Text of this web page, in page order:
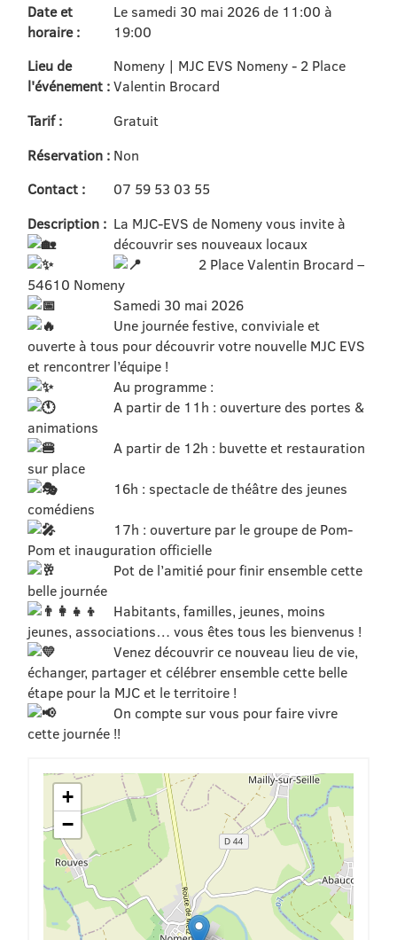
Date et
horaire :
Le samedi 30 mai 2026 de 11:00 à
19:00
Lieu de
l'événement :
Nomeny | MJC EVS Nomeny - 2 Place
Valentin Brocard
Tarif :
Gratuit
Réservation : Non
Contact :
07 59 53 03 55
Description : La MJC-EVS de Nomeny vous invite à
découvrir ses nouveaux locaux
2 Place Valentin Brocard –
54610 Nomeny
Samedi 30 mai 2026
Une journée festive, conviviale et
ouverte à tous pour découvrir votre nouvelle MJC EVS
et rencontrer l’équipe !
Au programme :
A partir de 11h : ouverture des portes &
animations
A partir de 12h : buvette et restauration
sur place
16h : spectacle de théâtre des jeunes
comédiens
17h : ouverture par le groupe de Pom-
Pom et inauguration officielle
Pot de l’amitié pour finir ensemble cette
belle journée
Habitants, familles, jeunes, moins
jeunes, associations… vous êtes tous les bienvenus !
Venez découvrir ce nouveau lieu de vie,
échanger, partager et célébrer ensemble cette belle
étape pour la MJC et le territoire !
On compte sur vous pour faire vivre
cette journée !!
+
−